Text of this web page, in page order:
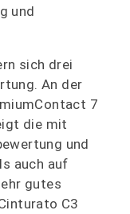
und
sich drei
An der
7
die mit
und
auch auf
gutes
C3